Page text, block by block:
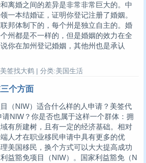
离婚之间的差异是非常非常巨大的。中
一本结婚证，证明你登记注册了婚姻。
邦体制下的，每个州是独立自主的。婚
州都是不一样的，但是婚姻的效力在全
你在加州登记婚姻，其他州也是承认
签找大鹤 | 分类:美国生活
个方面
（NIW）适合什么样的人申请？美签代
NIW？你是否也属于这样一个群体：拥
有所建树，且有一定的经济基础。相对
人才在职业移民申请中具有更多的优
美国移民，换个方式可以大大提高成功
益豁免项目（NIW）。国家利益豁免（N